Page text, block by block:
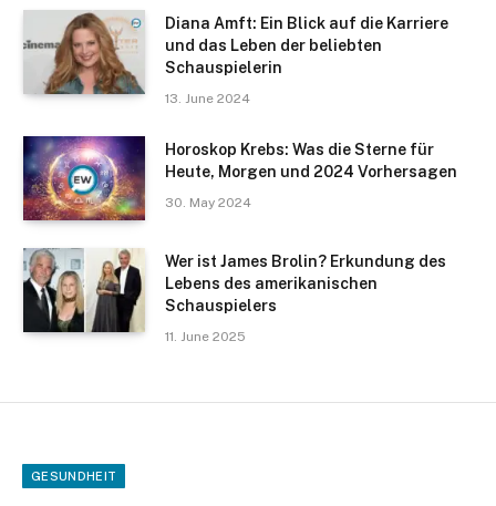
Diana Amft: Ein Blick auf die Karriere
und das Leben der beliebten
Schauspielerin
13. June 2024
Horoskop Krebs: Was die Sterne für
Heute, Morgen und 2024 Vorhersagen
30. May 2024
Wer ist James Brolin? Erkundung des
Lebens des amerikanischen
Schauspielers
11. June 2025
GESUNDHEIT